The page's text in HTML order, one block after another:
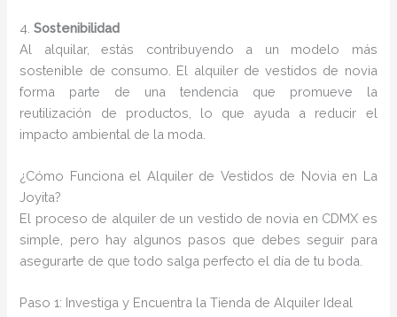
4.Sostenibilidad
Al alquilar, estás contribuyendo a un modelo más
sostenible de consumo. El alquiler de vestidos de novia
forma parte de una tendencia que promueve la
reutilización de productos, lo que ayuda a reducir el
impacto ambiental de la moda.
¿Cómo Funciona el Alquiler de Vestidos de Novia en La
Joyita?
El proceso de alquiler de un vestido de novia en CDMX es
simple, pero hay algunos pasos que debes seguir para
asegurarte de que todo salga perfecto el día de tu boda.
Paso 1: Investiga y Encuentra la Tienda de Alquiler Ideal